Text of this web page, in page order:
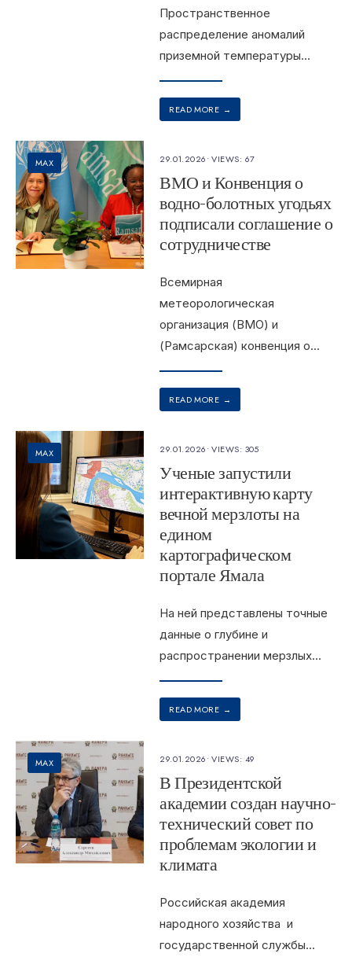
Пространственное
распределение аномалий
приземной температуры...
READ MORE →
MAX 29.01.2026•VIEWS: 67
ВМО и Конвенция о
водно-болотных угодьях
подписали соглашение о
сотрудничестве
Всемирная
метеорологическая
организация (ВМО) и
(Рамсарская) конвенция о...
READ MORE →
MAX 29.01.2026•VIEWS: 305
Ученые запустили
интерактивную карту
вечной мерзлоты на
едином
картографическом
портале Ямала
На ней представлены точные
данные о глубине и
распространении мерзлых...
READ MORE →
MAX 29.01.2026•VIEWS: 49
В Президентской
академии создан научно-
технический совет по
проблемам экологии и
климата
Российская академия
народного хозяйства и
государственной службы...